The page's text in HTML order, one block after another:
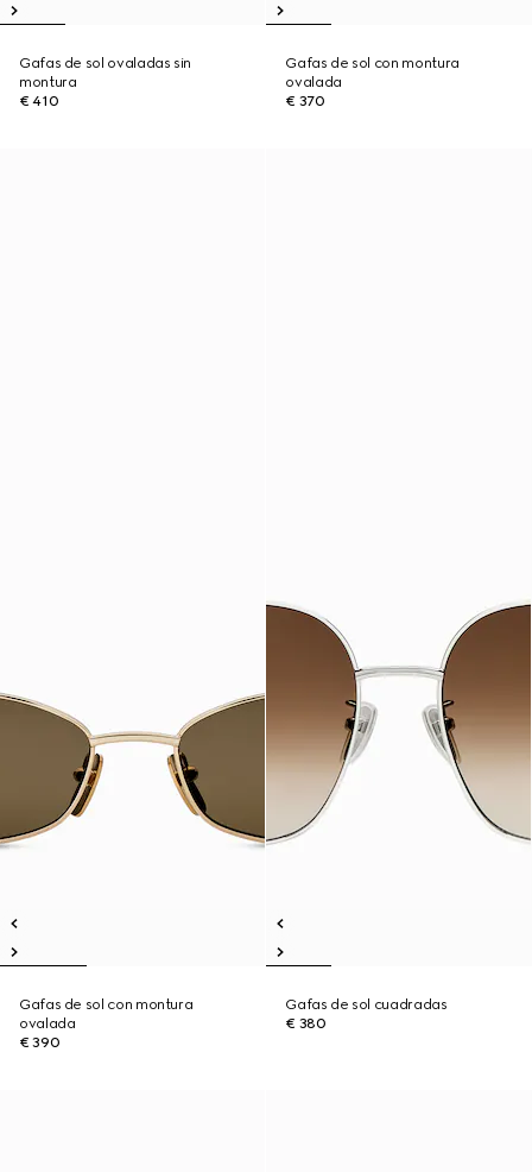
Gafas de sol ovaladas sin
montura
€ 410
Gafas de sol con montura
ovalada
€ 370
Gafas de sol con montura
ovalada
€ 390
Gafas de sol cuadradas
€ 380